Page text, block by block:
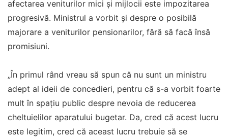
afectarea veniturilor mici și mijlocii este impozitarea
progresivă. Ministrul a vorbit și despre o posibilă
majorare a veniturilor pensionarilor, fără să facă însă
promisiuni.
„În primul rând vreau să spun că nu sunt un ministru
adept al ideii de concedieri, pentru că s-a vorbit foarte
mult în spațiu public despre nevoia de reducerea
cheltuielilor aparatului bugetar. Da, cred că acest lucru
este legitim, cred că aceast lucru trebuie să se